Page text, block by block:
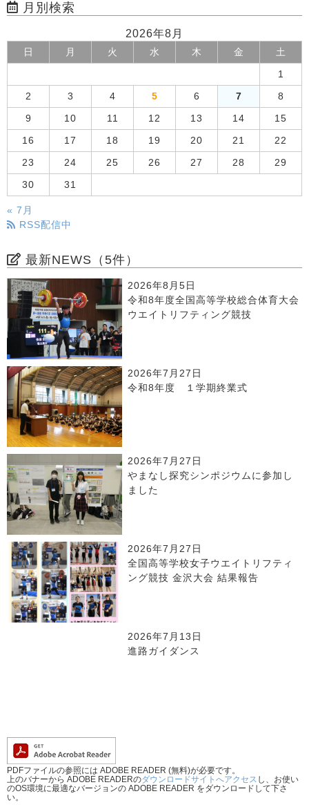
月別検索
2026年8月
日 月 火 水 木 金 土
1
2 3 4 5 6 7 8
9 10 11 12 13 14 15
16 17 18 19 20 21 22
23 24 25 26 27 28 29
30 31
« 7月
RSS配信中
最新NEWS（5件）
2026年8月5日
令和8年度全国高等学校総合体育大会
ウエイトリフティング競技
2026年7月27日
令和8年度 １学期終業式
2026年7月27日
やまなし探究シンポジウムに参加し
ました
2026年7月27日
全国高等学校女子ウエイトリフティ
ング競技 金沢大会 結果報告
2026年7月13日
進路ガイダンス
PDFファイルの参照には ADOBE READER (無料)が必要です。
上のバナーから ADOBE READERのダウンロードサイトへアクセス し、お使い
のOS環境に最適なバージョンの ADOBE READER をダウンロードして下さ
い。